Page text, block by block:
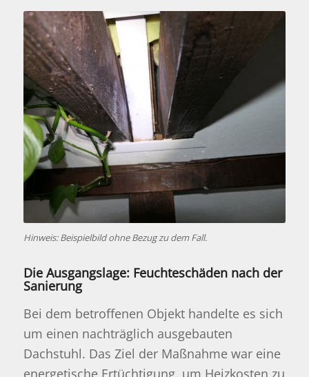
Hinweis: Beispielbild ohne Bezug zu dem Fall.
Die Ausgangslage: Feuchteschäden nach der
Sanierung
Bei dem betroffenen Objekt handelte es sich
um einen nachträglich ausgebauten
Dachstuhl. Das Ziel der Maßnahme war eine
energetische Ertüchtigung, um Heizkosten zu